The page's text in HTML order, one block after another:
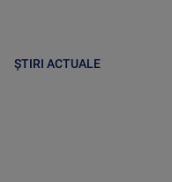
ȘTIRI ACTUALE